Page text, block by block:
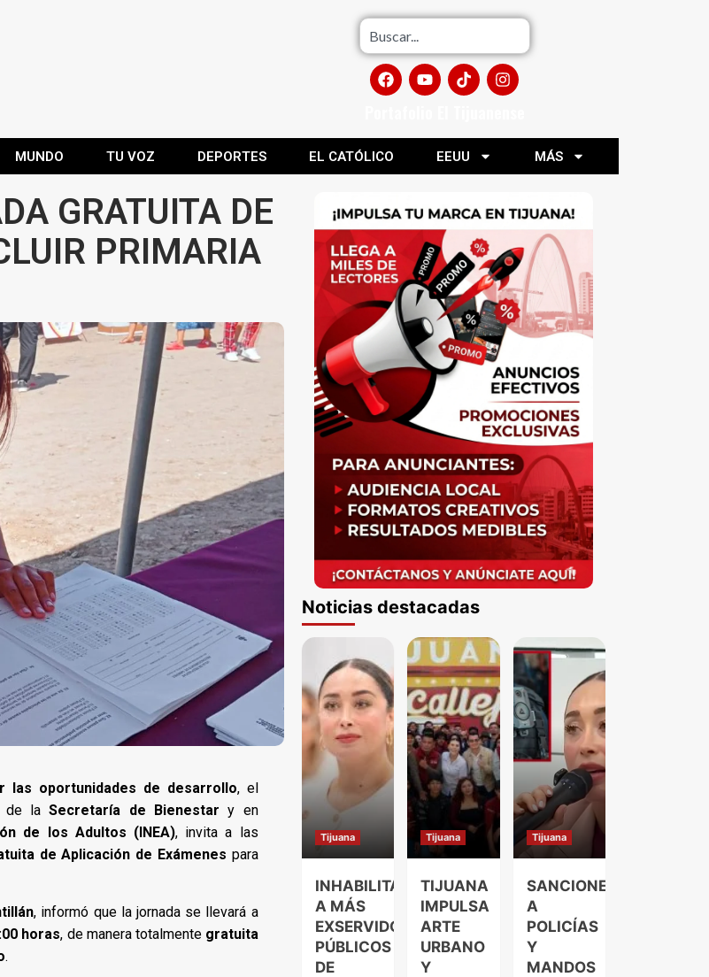
MUNDO TU VOZ DEPORTES EL CATÓLICO EEUU MÁS
GRATUITA DE
PRIMARIA
las oportunidades de desarrollo, el
de laSecretaría de Bienestar y en
de los Adultos (INEA), invita a las
de Aplicación de Exámenes para
, informó que la jornada se llevará a
horas, de manera totalmente gratuita
.
Noticias destacadas
Tijuana
INHABILITAN
A MÁS
EXSERVIDORES
PÚBLICOS
DE
Tijuana
TIJUANA
IMPULSA
ARTE
URBANO
Y
Tijuana
SANCIONES
A
POLICÍAS
Y
MANDOS